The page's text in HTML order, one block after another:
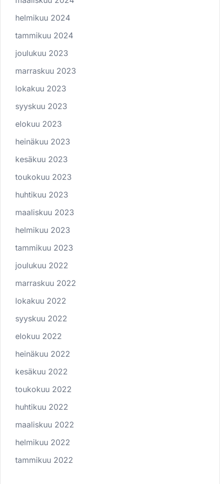
helmikuu 2024
tammikuu 2024
joulukuu 2023
marraskuu 2023
lokakuu 2023
syyskuu 2023
elokuu 2023
heinäkuu 2023
kesäkuu 2023
toukokuu 2023
huhtikuu 2023
maaliskuu 2023
helmikuu 2023
tammikuu 2023
joulukuu 2022
marraskuu 2022
lokakuu 2022
syyskuu 2022
elokuu 2022
heinäkuu 2022
kesäkuu 2022
toukokuu 2022
huhtikuu 2022
maaliskuu 2022
helmikuu 2022
tammikuu 2022